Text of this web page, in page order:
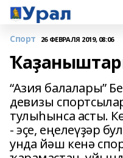
Спорт 26 ФЕВРАЛЯ 2019, 08:06
“Азия балалары”
девизы
тулыһынса асты.
- эҫе, еңелеүҙәр
унда йәш кенә